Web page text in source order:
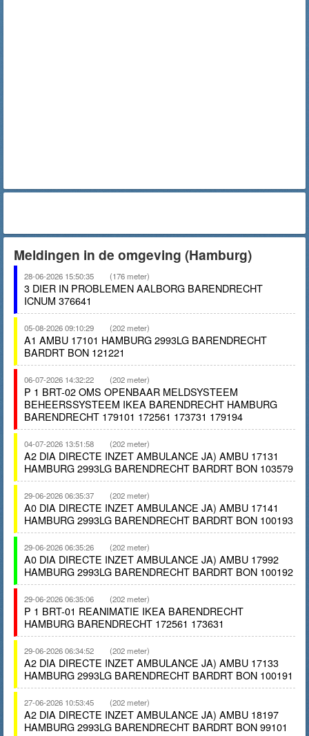
Meldingen in de omgeving (Hamburg)
28-06-2026 15:50:35 (176 meter)
3 DIER IN PROBLEMEN AALBORG BARENDRECHT
ICNUM 376641
05-08-2026 09:10:29 (202 meter)
A1 AMBU 17101 HAMBURG 2993LG BARENDRECHT
BARDRT BON 121221
06-07-2026 14:32:22 (202 meter)
P 1 BRT-02 OMS OPENBAAR MELDSYSTEEM
BEHEERSSYSTEEM IKEA BARENDRECHT HAMBURG
BARENDRECHT 179101 172561 173731 179194
04-07-2026 13:51:58 (202 meter)
A2 DIA DIRECTE INZET AMBULANCE JA) AMBU 17131
HAMBURG 2993LG BARENDRECHT BARDRT BON 103579
29-06-2026 06:35:37 (202 meter)
A0 DIA DIRECTE INZET AMBULANCE JA) AMBU 17141
HAMBURG 2993LG BARENDRECHT BARDRT BON 100193
29-06-2026 06:35:26 (202 meter)
A0 DIA DIRECTE INZET AMBULANCE JA) AMBU 17992
HAMBURG 2993LG BARENDRECHT BARDRT BON 100192
29-06-2026 06:35:06 (202 meter)
P 1 BRT-01 REANIMATIE IKEA BARENDRECHT
HAMBURG BARENDRECHT 172561 173631
29-06-2026 06:34:52 (202 meter)
A2 DIA DIRECTE INZET AMBULANCE JA) AMBU 17133
HAMBURG 2993LG BARENDRECHT BARDRT BON 100191
27-06-2026 10:53:45 (202 meter)
A2 DIA DIRECTE INZET AMBULANCE JA) AMBU 18197
HAMBURG 2993LG BARENDRECHT BARDRT BON 99101